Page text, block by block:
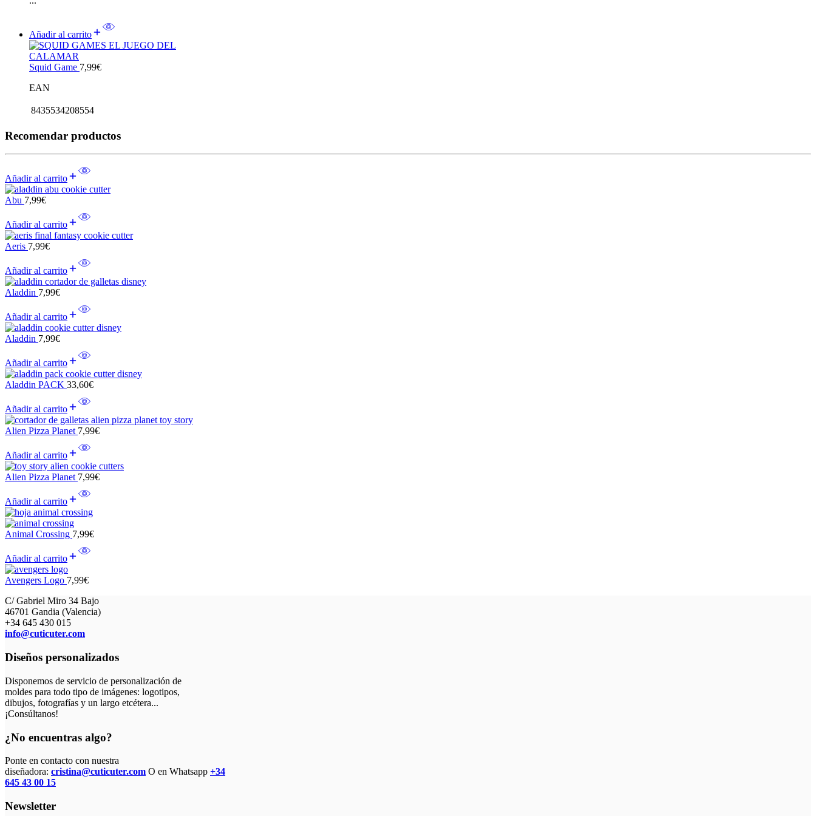
Añadir al carrito
Squid Game 7,99€
EAN
8435534208554
Recomendar productos
Añadir al carrito
Abu 7,99€
Añadir al carrito
Aeris 7,99€
Añadir al carrito
Aladdin 7,99€
Añadir al carrito
Aladdin 7,99€
Añadir al carrito
Aladdin PACK 33,60€
Añadir al carrito
Alien Pizza Planet 7,99€
Añadir al carrito
Alien Pizza Planet 7,99€
Añadir al carrito
Animal Crossing 7,99€
Añadir al carrito
Avengers Logo 7,99€
C/ Gabriel Miro 34 Bajo
46701 Gandia (Valencia)
+34 645 430 015
info@cuticuter.com
Diseños personalizados
Disponemos de servicio de personalización de
moldes para todo tipo de imágenes: logotipos,
dibujos, fotografías y un largo etcétera...
¡Consúltanos!
¿No encuentras algo?
Ponte en contacto con nuestra
diseñadora: cristina@cuticuter.com O en Whatsapp +34
645 43 00 15
Newsletter